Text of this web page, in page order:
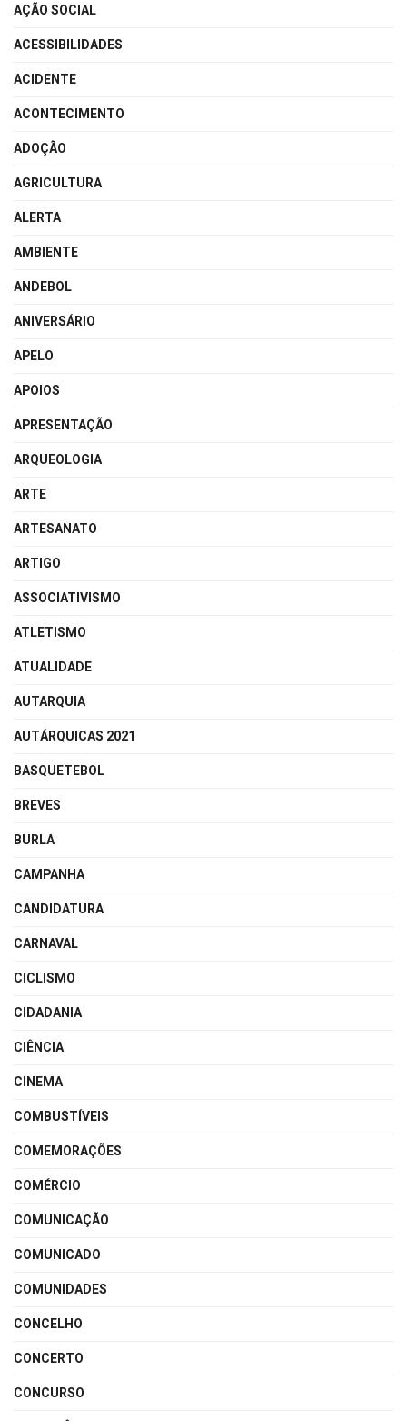
AÇÃO SOCIAL
ACESSIBILIDADES
ACIDENTE
ACONTECIMENTO
ADOÇÃO
AGRICULTURA
ALERTA
AMBIENTE
ANDEBOL
ANIVERSÁRIO
APELO
APOIOS
APRESENTAÇÃO
ARQUEOLOGIA
ARTE
ARTESANATO
ARTIGO
ASSOCIATIVISMO
ATLETISMO
ATUALIDADE
AUTARQUIA
AUTÁRQUICAS 2021
BASQUETEBOL
BREVES
BURLA
CAMPANHA
CANDIDATURA
CARNAVAL
CICLISMO
CIDADANIA
CIÊNCIA
CINEMA
COMBUSTÍVEIS
COMEMORAÇÕES
COMÉRCIO
COMUNICAÇÃO
COMUNICADO
COMUNIDADES
CONCELHO
CONCERTO
CONCURSO